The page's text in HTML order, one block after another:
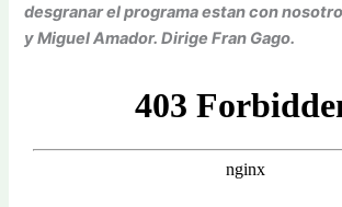
desgranar el programa estan con
y Miguel Amador. Dirige Fran Gago.